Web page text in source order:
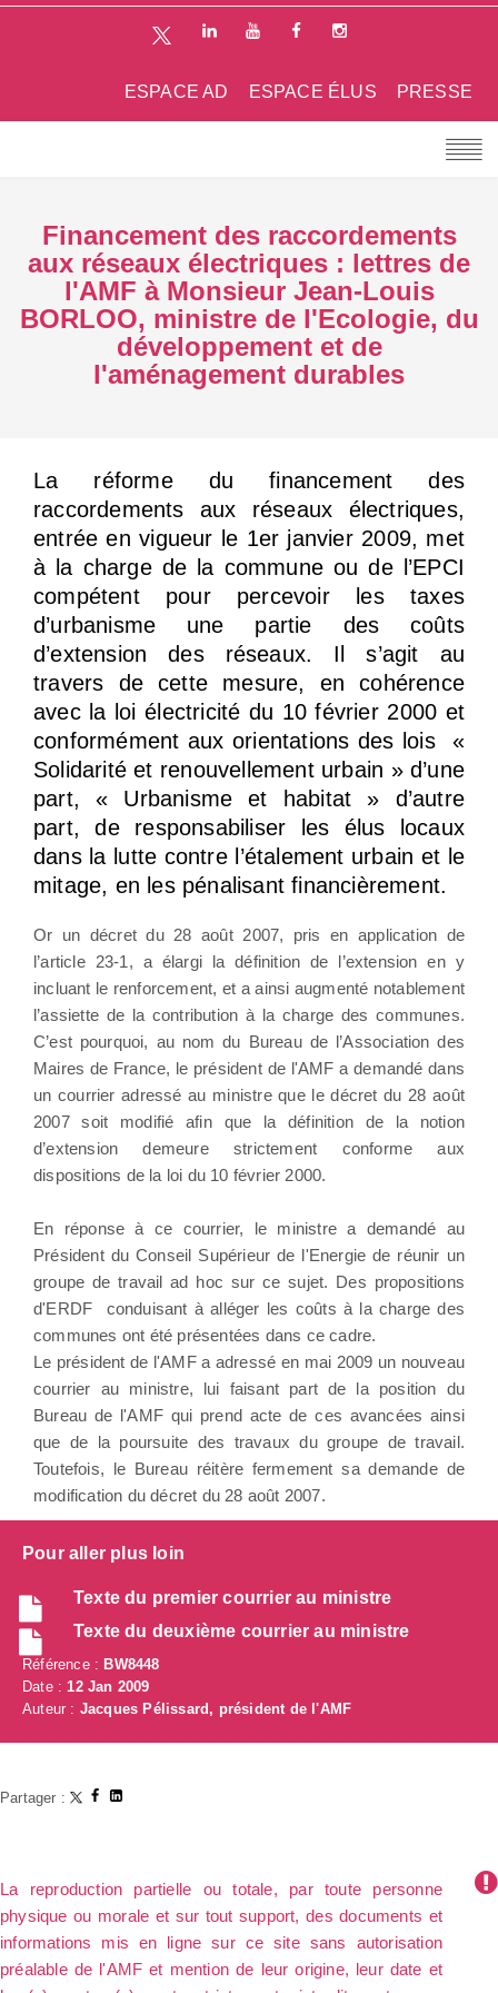
PRESSE
ESPACE ÉLUS
ESPACE AD
Financement des raccordements
aux réseaux électriques : lettres de
l'AMF à Monsieur Jean-Louis
BORLOO, ministre de l'Ecologie, du
développement et de
l'aménagement durables
La réforme du financement des
raccordements aux réseaux électriques,
entrée en vigueur le 1er janvier 2009, met
à la charge de la commune ou de l’EPCI
compétent pour percevoir les taxes
d’urbanisme une partie des coûts
d’extension des réseaux. Il s’agit au
travers de cette mesure, en cohérence
avec la loi électricité du 10 février 2000 et
conformément aux orientations des lois «
Solidarité et renouvellement urbain » d’une
part, « Urbanisme et habitat » d’autre
part, de responsabiliser les élus locaux
dans la lutte contre l’étalement urbain et le
mitage, en les pénalisant financièrement.
Or un décret du 28 août 2007, pris en application de
l’article 23-1, a élargi la définition de l’extension en y
incluant le renforcement, et a ainsi augmenté notablement
l’assiette de la contribution à la charge des communes.
C’est pourquoi, au nom du Bureau de l’Association des
Maires de France, le président de l'AMF a demandé dans
un courrier adressé au ministre que le décret du 28 août
2007 soit modifié afin que la définition de la notion
d’extension demeure strictement conforme aux
dispositions de la loi du 10 février 2000.
En réponse à ce courrier, le ministre a demandé au
Président du Conseil Supérieur de l'Energie de réunir un
groupe de travail ad hoc sur ce sujet. Des propositions
d'ERDF conduisant à alléger les coûts à la charge des
communes ont été présentées dans ce cadre.
Le président de l'AMF a adressé en mai 2009 un nouveau
courrier au ministre, lui faisant part de la position du
Bureau de l'AMF qui prend acte de ces avancées ainsi
que de la poursuite des travaux du groupe de travail.
Toutefois, le Bureau réitère fermement sa demande de
modification du décret du 28 août 2007.
Pour aller plus loin
Texte du premier courrier au ministre
Texte du deuxième courrier au ministre
Référence :BW8448
Date : 12 Jan 2009
Auteur : Jacques Pélissard, président de l'AMF
Partager :
La reproduction partielle ou totale, par toute personne
physique ou morale et sur tout support, des documents et
informations mis en ligne sur ce site sans autorisation
préalable de l'AMF et mention de leur origine, leur date et